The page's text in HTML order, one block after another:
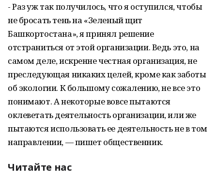
- Раз уж так получилось, что я оступился, чтобы
не бросать тень на «Зеленый щит
Башкортостана», я принял решение
отстраниться от этой организации. Ведь это, на
самом деле, искренне честная организация, не
преследующая никаких целей, кроме как заботы
об экологии. К большому сожалению, не все это
понимают. А некоторые вовсе пытаются
оклеветать деятельность организации, или же
пытаются использовать ее деятельность не в том
направлении, — пишет общественник.
Читайте нас